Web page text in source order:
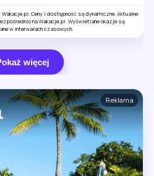
Ceny i dostępność są dynamiczne. Aktualne
na Wakacje.pl. Wyświetlane okazje są
w interwałach czasowych.
więcej
Reklama